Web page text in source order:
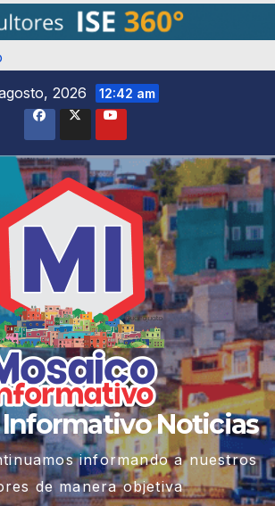
2026
12:42 am
Noticias
informando a nuestros
de manera objetiva